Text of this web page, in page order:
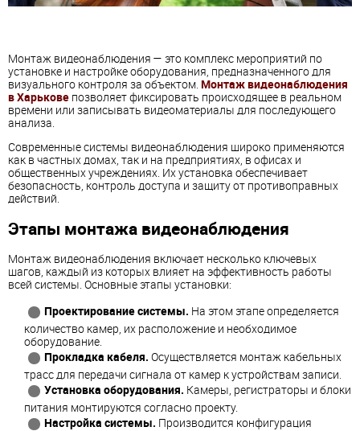
Монтаж видеонаблюдения — это комплекс мероприятий по
установке и настройке оборудования, предназначенного для
визуального контроля за объектом. Монтаж видеонаблюдения
в Харькове позволяет фиксировать происходящее в реальном
времени или записывать видеоматериалы для последующего
анализа.
Современные системы видеонаблюдения широко применяются
как в частных домах, так и на предприятиях, в офисах и
общественных учреждениях. Их установка обеспечивает
безопасность, контроль доступа и защиту от противоправных
действий.
Этапы монтажа видеонаблюдения
Монтаж видеонаблюдения включает несколько ключевых
шагов, каждый из которых влияет на эффективность работы
всей системы. Основные этапы установки:
Проектирование системы. На этом этапе определяется
количество камер, их расположение и необходимое
оборудование.
Прокладка кабеля. Осуществляется монтаж кабельных
трасс для передачи сигнала от камер к устройствам записи.
Установка оборудования. Камеры, регистраторы и блоки
питания монтируются согласно проекту.
Настройка системы. Производится конфигурация